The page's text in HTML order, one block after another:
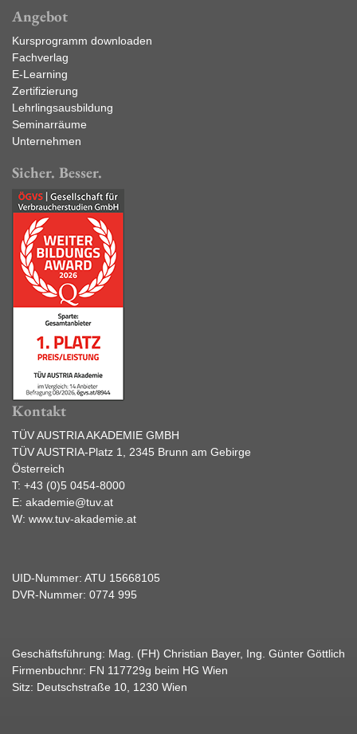
Angebot
Kursprogramm downloaden
Fachverlag
E-Learning
Zertifizierung
Lehrlingsausbildung
Seminarräume
Unternehmen
Sicher. Besser.
Kontakt
TÜV AUSTRIA AKADEMIE GMBH
TÜV AUSTRIA-Platz 1, 2345 Brunn am Gebirge
Österreich
T: +43 (0)5 0454-8000
E: akademie@tuv.at
W: www.tuv-akademie.at
UID-Nummer: ATU 15668105
DVR-Nummer: 0774 995
Geschäftsführung: Mag. (FH) Christian Bayer, Ing. Günter Göttlich
Firmenbuchnr: FN 117729g beim HG Wien
Sitz: Deutschstraße 10, 1230 Wien